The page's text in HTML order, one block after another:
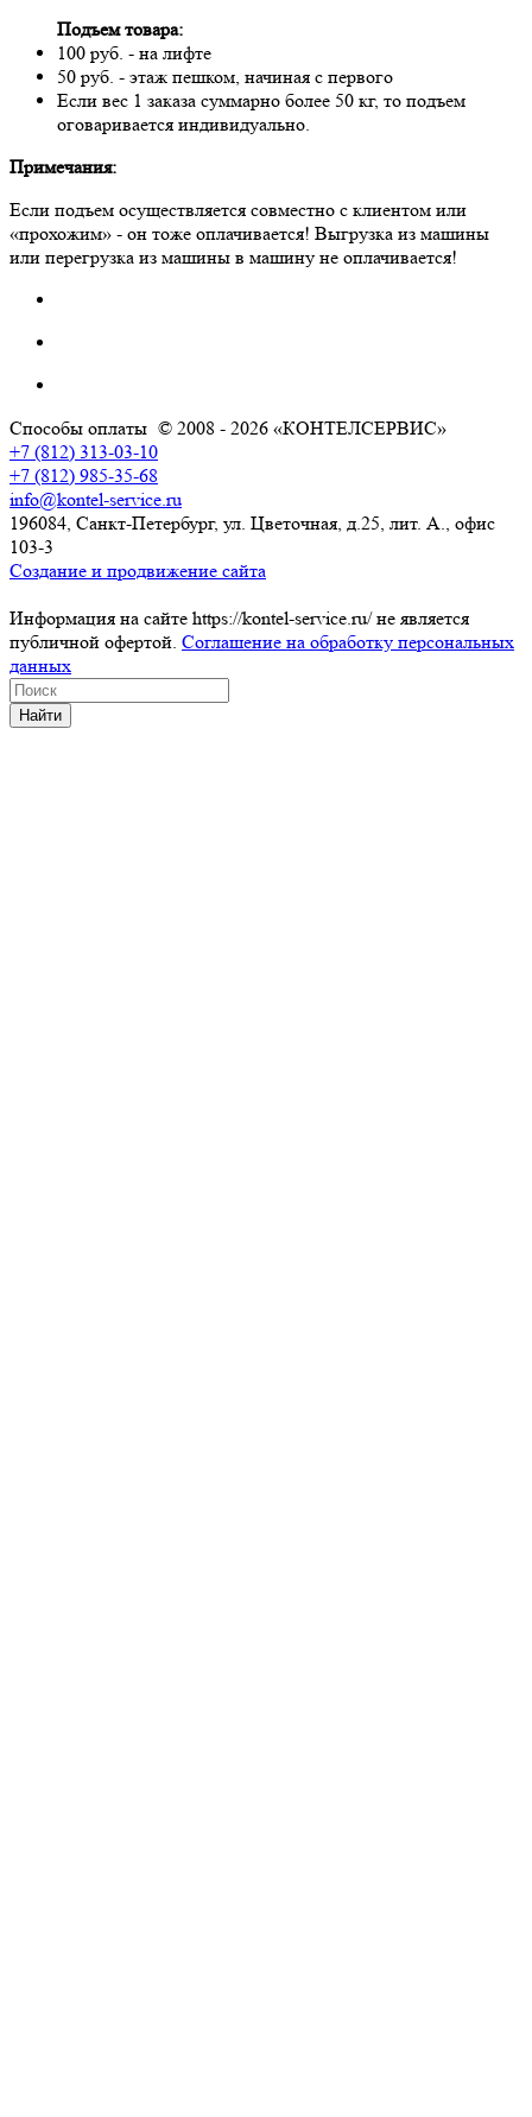
Подъем товара:
100 руб. - на лифте
50 руб. - этаж пешком, начиная с первого
Если вес 1 заказа суммарно более 50 кг, то подъем
оговаривается индивидуально.
Примечания:
Если подъем осуществляется совместно с клиентом или
«прохожим» - он тоже оплачивается! Выгрузка из машины
или перегрузка из машины в машину не оплачивается!
Способы оплаты © 2008 - 2026 «КОНТЕЛСЕРВИС»
+7 (812) 313-03-10
+7 (812) 985-35-68
info@kontel-service.ru
196084, Санкт-Петербург, ул. Цветочная, д.25, лит. А., офис
103-3
Создание и продвижение сайта
Информация на сайте https://kontel-service.ru/ не является
публичной офертой. Соглашение на обработку персональных
данных
Найти